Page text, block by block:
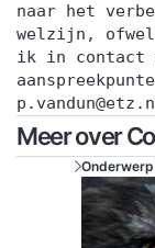
naar het
welzijn, ofwel
ik in contact
Meer over
Onderwerp